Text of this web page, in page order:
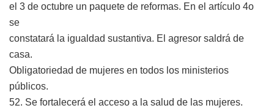
el 3 de octubre un paquete de reformas. En el artículo 4o
se
constatará la igualdad sustantiva. El agresor saldrá de
casa.
Obligatoriedad de mujeres en todos los ministerios
públicos.
52. Se fortalecerá el acceso a la salud de las mujeres.